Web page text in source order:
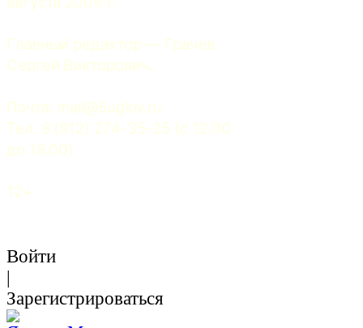
Главный редактор — Грачев
Сергей Викторович.
Почта: mail@5uglov.ru
Тел. 8 (812) 274-35-25 (c 12.00
до 18.00)
12+
Войти
|
Зарегистрироваться